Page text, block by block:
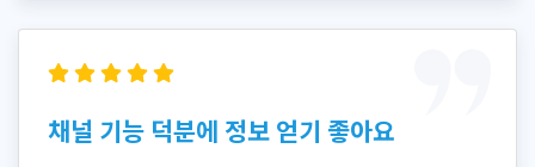
채널 기능 덕분에 정보 얻기 좋아요